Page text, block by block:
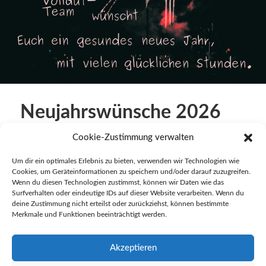
Cookie-Zustimmung verwalten
Um dir ein optimales Erlebnis zu bieten, verwenden wir Technologien wie
Cookies, um Geräteinformationen zu speichern und/oder darauf zuzugreifen.
Wenn du diesen Technologien zustimmst, können wir Daten wie das
Surfverhalten oder eindeutige IDs auf dieser Website verarbeiten. Wenn du
deine Zustimmung nicht erteilst oder zurückziehst, können bestimmte
Merkmale und Funktionen beeinträchtigt werden.
Akzeptieren
Neujahrswünsche 2026
1. Januar 2026
inStartseite
← VORHERIGER BEITRAG